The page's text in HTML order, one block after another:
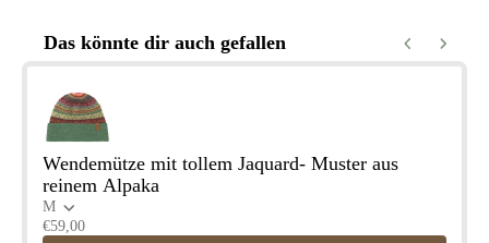
Das könnte dir auch gefallen
Wendemütze mit tollem Jaquard- Muster aus
reinem Alpaka
M
€59,00